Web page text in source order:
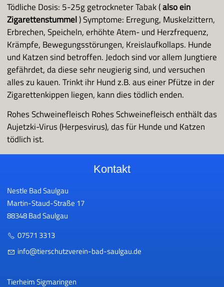
Tödliche Dosis: 5-25g getrockneter Tabak (also ein
Zigarettenstummel) Symptome: Erregung, Muskelzittern,
Erbrechen, Speicheln, erhöhte Atem- und Herzfrequenz,
Krämpfe, Bewegungsstörungen, Kreislaufkollaps. Hunde
und Katzen sind betroffen. Jedoch sind vor allem Jungtiere
gefährdet, da diese sehr neugierig sind, und versuchen
alles zu kauen. Trinkt ihr Hund z.B. aus einer Pfütze in der
Zigarettenkippen liegen, kann dies tödlich enden.
Rohes Schweinefleisch Rohes Schweinefleisch enthält das
Aujetzki-Virus (Herpesvirus), das für Hunde und Katzen
tödlich ist.
Kontakt
Nestle Bad Saulgau
Martin-Staud-Straße 17
88348 Bad Saulgau
07571 3313
nf
t rsch tzv r n-b d-s lg d
Tierheim Sigmaringen